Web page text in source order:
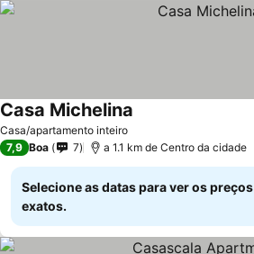
Casa/apartamento inteiro
Casa Michelina
7,9 Boa 7 a 1.1 km de Centro da cidade
Selecione as datas para ver os preços
exatos.